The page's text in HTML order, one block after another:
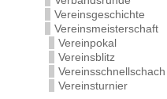
Vereinsgeschichte
Vereinsmeisterschaft
Vereinpokal
Vereinsblitz
Vereinsschnellschach
Vereinsturnier